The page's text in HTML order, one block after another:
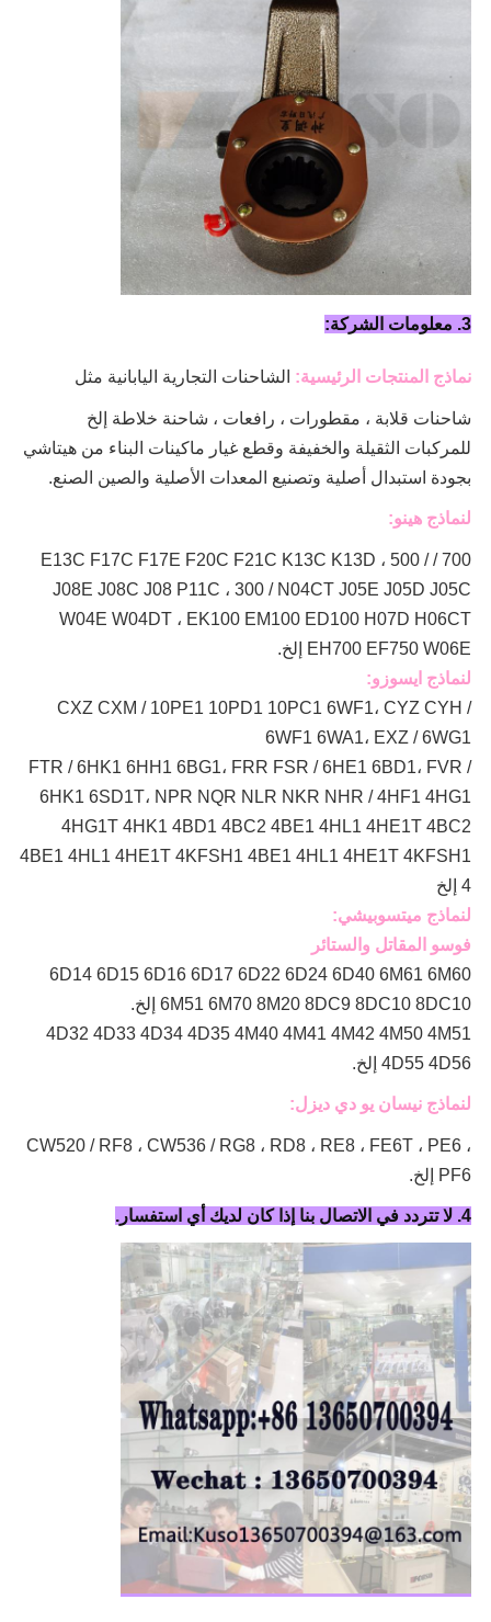
3. معلومات الشركة:
نماذج المنتجات الرئيسية: الشاحنات التجارية اليابانية مثل
شاحنات قلابة ، مقطورات ، رافعات ، شاحنة خلاطة إلخ
للمركبات الثقيلة والخفيفة وقطع غيار ماكينات البناء من هيتاشي
بجودة استبدال أصلية وتصنيع المعدات الأصلية والصين الصنع.
لنماذج هينو:
700 / E13C F17C F17E F20C F21C K13C K13D ، 500 /
J08E J08C J08 P11C ، 300 / N04CT J05E J05D J05C
W04E W04DT ، EK100 EM100 ED100 H07D H06CT
EH700 EF750 W06E إلخ.
لنماذج ايسوزو:
CXZ CXM / 10PE1 10PD1 10PC1 6WF1، CYZ CYH /
6WF1 6WA1، EXZ / 6WG1
FTR / 6HK1 6HH1 6BG1، FRR FSR / 6HE1 6BD1، FVR /
6HK1 6SD1T، NPR NQR NLR NKR NHR / 4HF1 4HG1
4HG1T 4HK1 4BD1 4BC2 4BE1 4HL1 4HE1T 4BC2
4BE1 4HL1 4HE1T 4KFSH1 4BE1 4HL1 4HE1T 4KFSH1
4 إلخ
لنماذج ميتسوبيشي:
فوسو المقاتل والستائر
6D14 6D15 6D16 6D17 6D22 6D24 6D40 6M61 6M60
6M51 6M70 8M20 8DC9 8DC10 8DC10 إلخ.
4D32 4D33 4D34 4D35 4M40 4M41 4M42 4M50 4M51
4D55 4D56 إلخ.
لنماذج نيسان يو دي ديزل:
CW520 / RF8 ، CW536 / RG8 ، RD8 ، RE8 ، FE6T ، PE6 ،
PF6 إلخ.
4. لا تتردد في الاتصال بنا إذا كان لديك أي استفسار.